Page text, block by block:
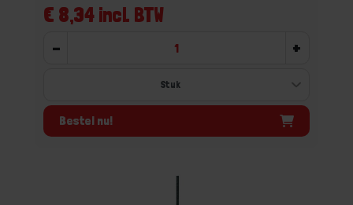
€ 8,34 incl. BTW
- +
Bestel nu!